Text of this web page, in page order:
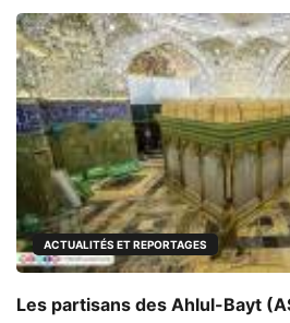
ACTUALITÉS ET REPORTAGES
Les partisans des Ahlul-Bayt